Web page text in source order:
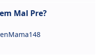
Mal Pre?